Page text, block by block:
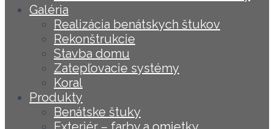
Galéria
Realizácia benátskych štukov
Rekonštrukcie
Stavba domu
Zatepľovacie systémy
Koral
Produkty
Benátske štuky